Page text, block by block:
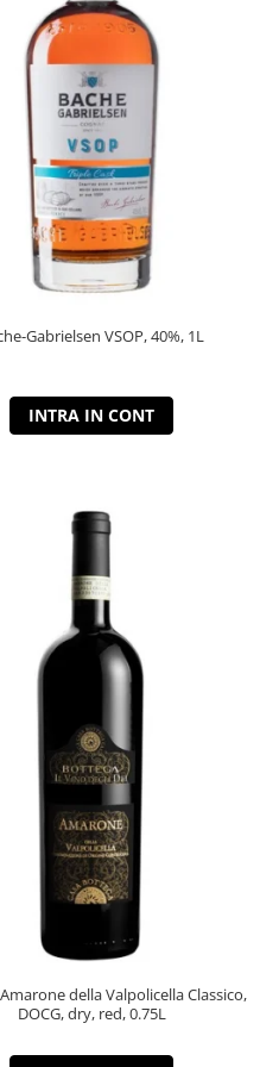
Gabrielsen VSOP, 40%, 1L
INTRA IN CONT
della Valpolicella Classico,
DOCG, dry, red, 0.75L